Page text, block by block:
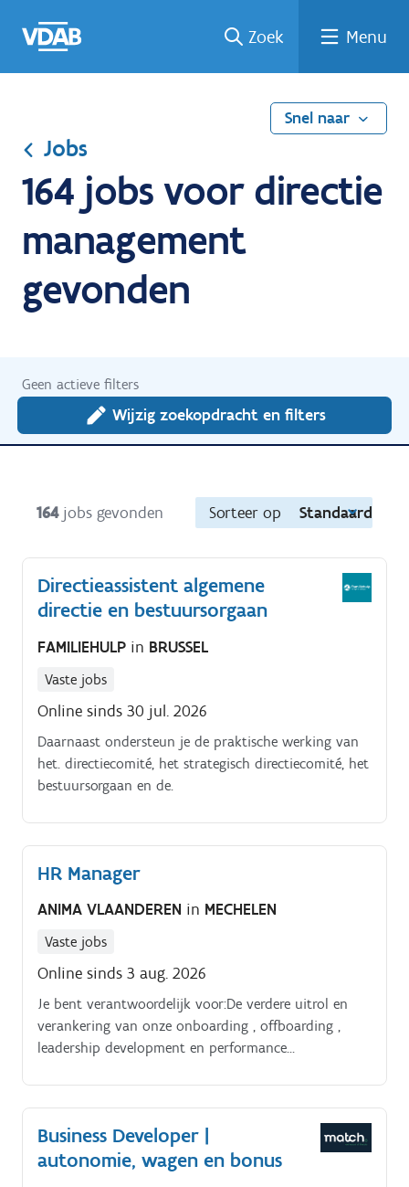
naar
een
een
job
naar
Zoek Menu
Snel naar
Jobs
164 jobs voor directie
management
gevonden
Geen actieve filters
Wijzig zoekopdracht en filters
164 jobs gevonden Sorteer op Standaard
Directieassistent algemene
directie en bestuursorgaan
FAMILIEHULP in BRUSSEL
Vaste jobs
Online sinds 30 jul. 2026
Daarnaast ondersteun je de praktische werking van
het. directiecomité, het strategisch directiecomité, het
bestuursorgaan en de.
HR Manager
ANIMA VLAANDEREN in MECHELEN
Vaste jobs
Online sinds 3 aug. 2026
Je bent verantwoordelijk voor:De verdere uitrol en
verankering van onze onboarding , offboarding ,
leadership development en performance
functioneren, evalueren, talentontwikkeling en
retentie.
Business Developer |
autonomie, wagen en bonus